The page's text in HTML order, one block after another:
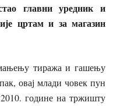
главни уредник и
цртами за магазин
тиража и гашењу
овај млади човек пун
године на тржишту